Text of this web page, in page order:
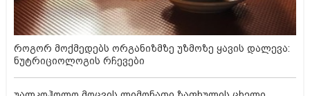
როგორ მოქმედებს ორგანიზმზე უზმოზე ყავის დალევა:
ნუტრიციოლოგის რჩევები